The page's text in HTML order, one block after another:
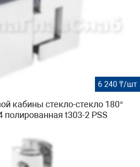
6 240 ₸/шт
кабины стекло-стекло 180°
полированная t303-2 PSS